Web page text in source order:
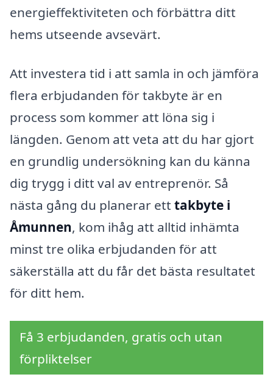
energieffektiviteten och förbättra ditt
hems utseende avsevärt.
Att investera tid i att samla in och jämföra
flera erbjudanden för takbyte är en
process som kommer att löna sig i
längden. Genom att veta att du har gjort
en grundlig undersökning kan du känna
dig trygg i ditt val av entreprenör. Så
nästa gång du planerar ett takbyte i
Åmunnen, kom ihåg att alltid inhämta
minst tre olika erbjudanden för att
säkerställa att du får det bästa resultatet
för ditt hem.
Få 3 erbjudanden, gratis och utan
förpliktelser